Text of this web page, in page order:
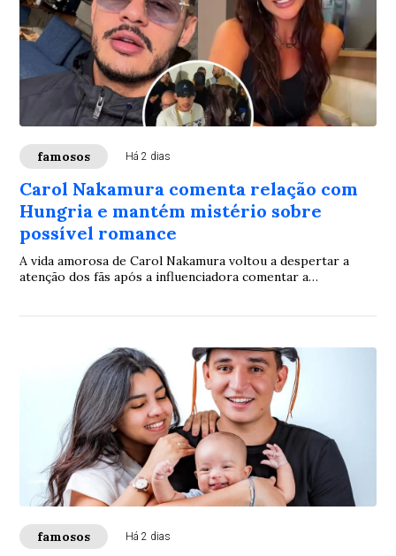
famosos Há 2 dias
Carol Nakamura comenta relação com
Hungria e mantém mistério sobre
possível romance
A vida amorosa de Carol Nakamura voltou a despertar a
atenção dos fãs após a influenciadora comentar a
famosos Há 2 dias